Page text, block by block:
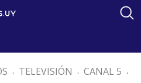
. TELEVISIÓN . CANAL 5 .